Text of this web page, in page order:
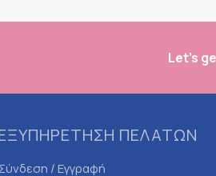
Let's
ΠΕΛΑΤΩΝ
/ Εγγραφή